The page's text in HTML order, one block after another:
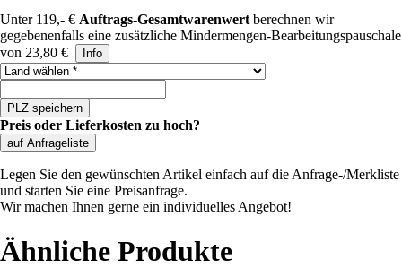
Unter 119,- € Auftrags-Gesamtwarenwert berechnen wir
gegebenenfalls eine zusätzliche Mindermengen-Bearbeitungspauschale
von 23,80 €
Info
Land auswählen
PLZ speichern
Preis oder Lieferkosten zu hoch?
auf Anfrageliste
Legen Sie den gewünschten Artikel einfach auf die Anfrage-/Merkliste
und starten Sie eine Preisanfrage.
Wir machen Ihnen gerne ein individuelles Angebot!
Ähnliche Produkte